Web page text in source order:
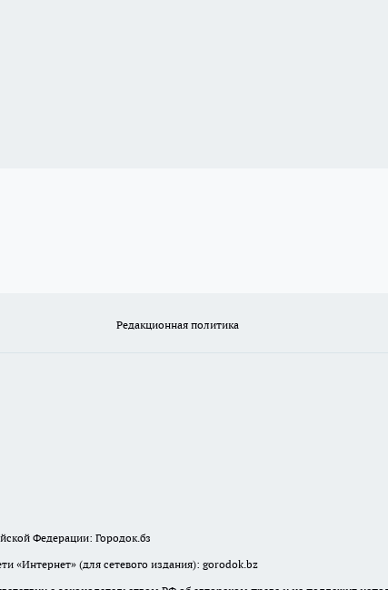
Редакционная политика
Федерации: Городок.бз
«Интернет» (для сетевого издания): gorodok.bz